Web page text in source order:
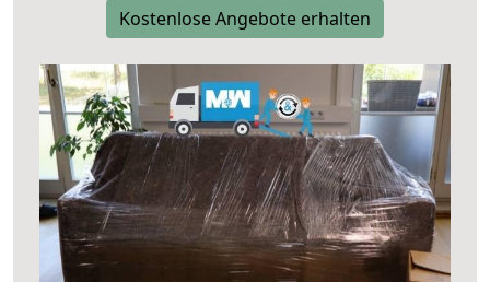
Kostenlose Angebote erhalten